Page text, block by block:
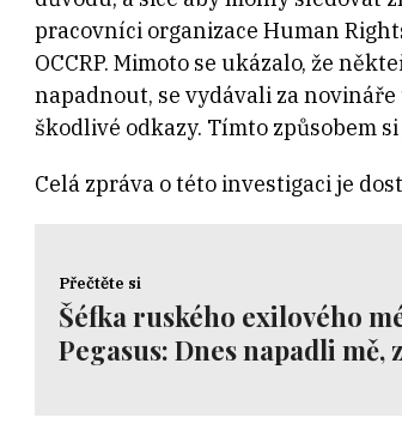
pracovníci organizace Human
OCCRP. Mimoto se ukázalo, že
napadnout, se vydávali za
škodlivé odkazy. Tímto způsobem
Celá zpráva o této investigaci je
Přečtěte si
Šéfka ruského exilového
Pegasus: Dnes napadli